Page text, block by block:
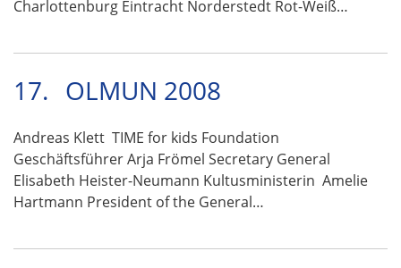
Charlottenburg Eintracht Norderstedt Rot-Weiß…
17. OLMUN 2008
Andreas Klett TIME for kids Foundation
Geschäftsführer Arja Frömel Secretary General
Elisabeth Heister-Neumann Kultusministerin Amelie
Hartmann President of the General…